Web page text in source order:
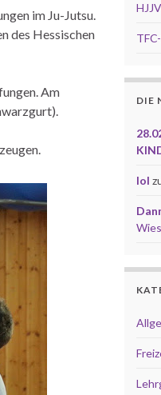
im Ju-Jutsu.
des Hessischen
Am
HJJV
DIE
lol